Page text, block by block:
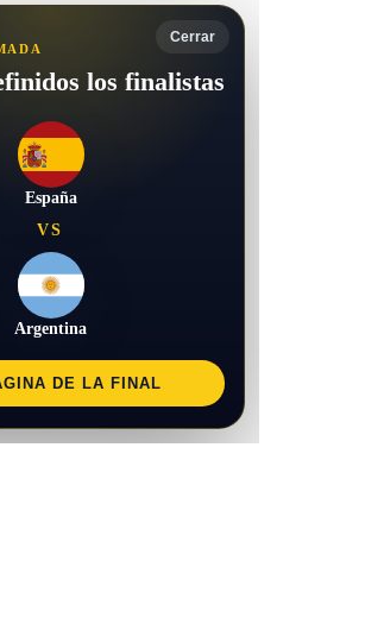
Cerrar
los finalistas
España
VS
Argentina
DE LA FINAL